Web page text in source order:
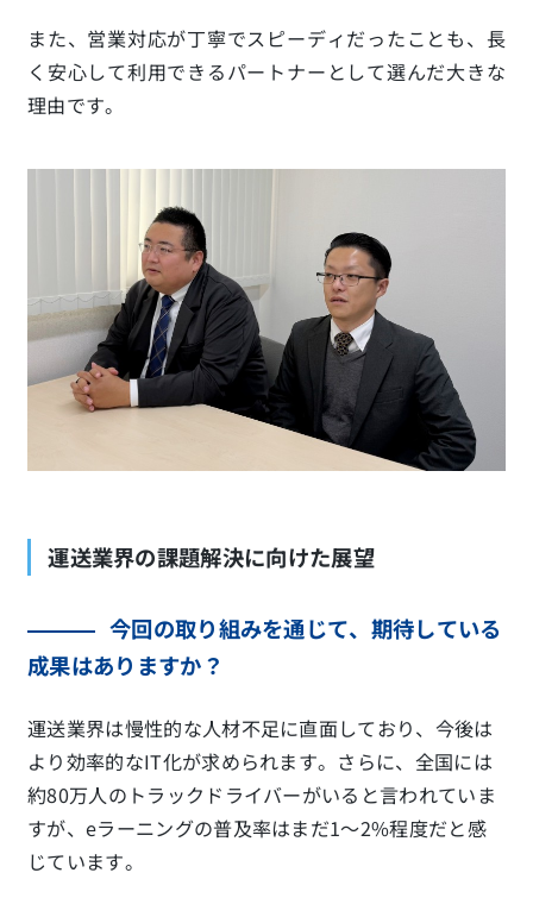
また、営業対応が丁寧でスピーディだったことも、長
く安心して利用できるパートナーとして選んだ大きな
理由です。
運送業界の課題解決に向けた展望
今回の取り組みを通じて、期待している
成果はありますか？
運送業界は慢性的な人材不足に直面しており、今後は
より効率的なIT化が求められます。さらに、全国には
約80万人のトラックドライバーがいると言われていま
すが、eラーニングの普及率はまだ1〜2%程度だと感
じています。